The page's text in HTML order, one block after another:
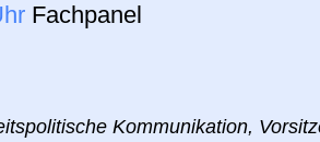
Fachpanel
Kommunikation,